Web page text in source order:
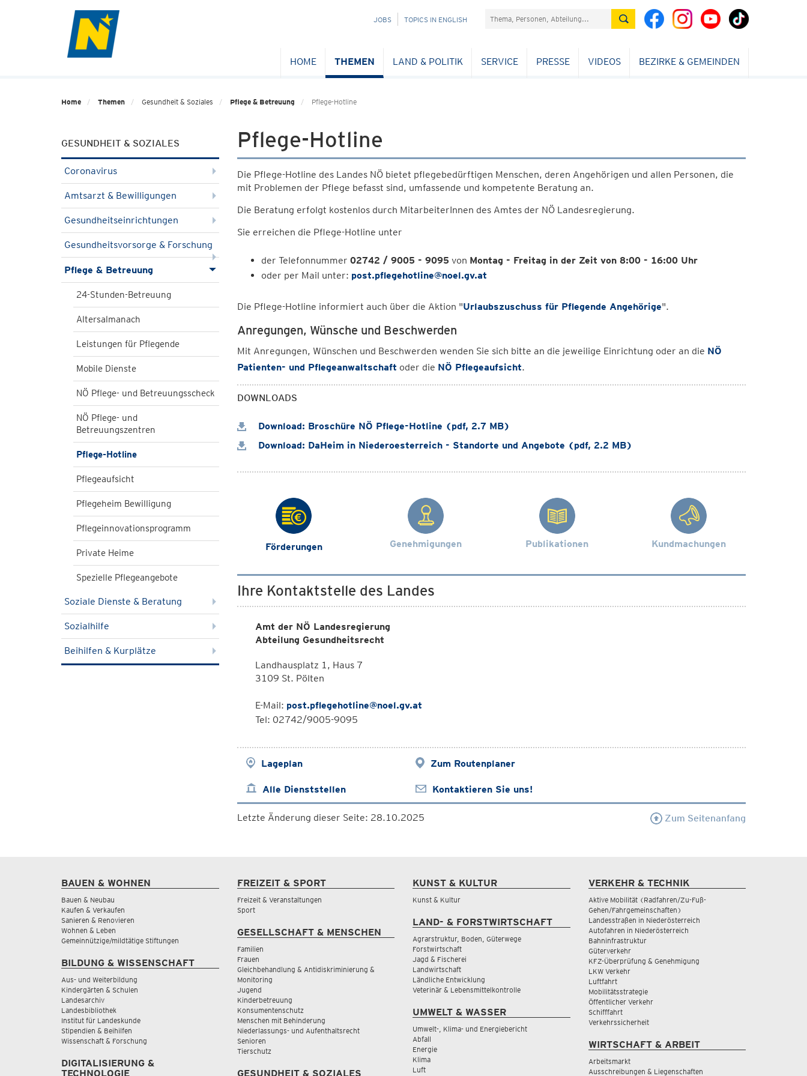
NAVIGATION
JOBS TOPICS IN ENGLISH Suchefeld
HOME THEMEN LAND & POLITIK SERVICE PRESSE VIDEOS BEZIRKE & GEMEINDEN
Home Themen Gesundheit & Soziales Pflege & Betreuung Pflege-Hotline
GESUNDHEIT & SOZIALES
Coronavirus
Amtsarzt & Bewilligungen
Gesundheitseinrichtungen
Gesundheitsvorsorge & Forschung
Pflege & Betreuung
24-Stunden-Betreuung
Altersalmanach
Leistungen für Pflegende
Mobile Dienste
NÖ Pflege- und Betreuungsscheck
NÖ Pflege- und
Betreuungszentren
Pflege-Hotline
Pflegeaufsicht
Pflegeheim Bewilligung
Pflegeinnovationsprogramm
Private Heime
Spezielle Pflegeangebote
Soziale Dienste & Beratung
Sozialhilfe
Beihilfen & Kurplätze
Pflege-Hotline
Die Pflege-Hotline des Landes NÖ bietet pflegebedürftigen Menschen, deren Angehörigen und allen Personen, die
mit Problemen der Pflege befasst sind, umfassende und kompetente Beratung an.
Die Beratung erfolgt kostenlos durch MitarbeiterInnen des Amtes der NÖ Landesregierung.
Sie erreichen die Pflege-Hotline unter
der Telefonnummer 02742 / 9005 - 9095 von Montag - Freitag in der Zeit von 8:00 - 16:00 Uhr
oder per Mail unter: post.pflegehotline@noel.gv.at
Die Pflege-Hotline informiert auch über die Aktion "Urlaubszuschuss für Pflegende Angehörige".
Anregungen, Wünsche und Beschwerden
Mit Anregungen, Wünschen und Beschwerden wenden Sie sich bitte an die jeweilige Einrichtung oder an die NÖ
Patienten- und Pflegeanwaltschaft oder die NÖ Pflegeaufsicht.
DOWNLOADS
Download: Broschüre NÖ Pflege-Hotline (pdf, 2.7 MB)
Download: DaHeim in Niederoesterreich - Standorte und Angebote (pdf, 2.2 MB)
Förderungen Genehmigungen Publikationen Kundmachungen
Ihre Kontaktstelle des Landes
Amt der NÖ Landesregierung
Abteilung Gesundheitsrecht
Landhausplatz 1, Haus 7
3109 St. Pölten
E-Mail: post.pflegehotline@noel.gv.at
Tel: 02742/9005-9095
Lageplan Zum Routenplaner
Alle Dienststellen Kontaktieren Sie uns!
Letzte Änderung dieser Seite: 28.10.2025 Zum Seitenanfang
BAUEN & WOHNEN
Bauen & Neubau
Kaufen & Verkaufen
Sanieren & Renovieren
Wohnen & Leben
Gemeinnützige/mildtätige Stiftungen
BILDUNG & WISSENSCHAFT
Aus- und Weiterbildung
Kindergärten & Schulen
Landesarchiv
Landesbibliothek
Institut für Landeskunde
Stipendien & Beihilfen
Wissenschaft & Forschung
DIGITALISIERUNG &
TECHNOLOGIE
FREIZEIT & SPORT
Freizeit & Veranstaltungen
Sport
GESELLSCHAFT & MENSCHEN
Familien
Frauen
Gleichbehandlung & Antidiskriminierung &
Monitoring
Jugend
Kinderbetreuung
Konsumentenschutz
Menschen mit Behinderung
Niederlassungs- und Aufenthaltsrecht
Senioren
Tierschutz
GESUNDHEIT & SOZIALES
KUNST & KULTUR
Kunst & Kultur
LAND- & FORSTWIRTSCHAFT
Agrarstruktur, Boden, Güterwege
Forstwirtschaft
Jagd & Fischerei
Landwirtschaft
Ländliche Entwicklung
Veterinär & Lebensmittelkontrolle
UMWELT & WASSER
Umwelt-, Klima- und Energiebericht
Abfall
Energie
Klima
Luft
VERKEHR & TECHNIK
Aktive Mobilität (Radfahren/Zu-Fuß-
Gehen/Fahrgemeinschaften)
Landesstraßen in Niederösterreich
Autofahren in Niederösterreich
Bahninfrastruktur
Güterverkehr
KFZ-Überprüfung & Genehmigung
LKW Verkehr
Luftfahrt
Mobilitätsstrategie
Öffentlicher Verkehr
Schifffahrt
Verkehrssicherheit
WIRTSCHAFT & ARBEIT
Arbeitsmarkt
Ausschreibungen & Liegenschaften